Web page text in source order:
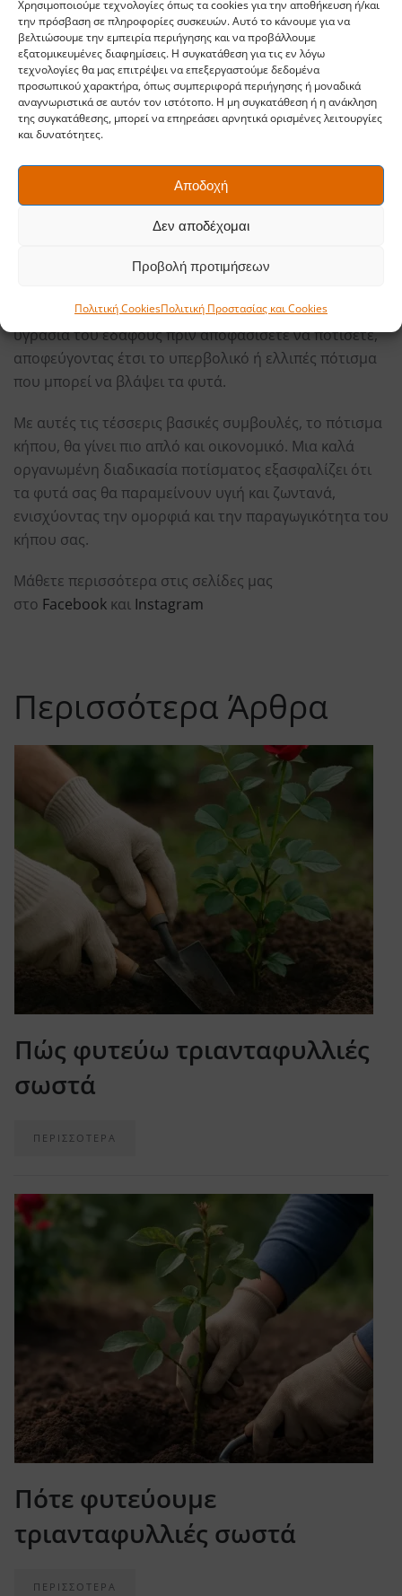
Χρησιμοποιούμε τεχνολογίες όπως τα cookies για την αποθήκευση ή/και
την πρόσβαση σε πληροφορίες συσκευών. Αυτό το κάνουμε για να
βελτιώσουμε την εμπειρία περιήγησης και να προβάλλουμε
εξατομικευμένες διαφημίσεις. Η συγκατάθεση για τις εν λόγω
τεχνολογίες θα μας επιτρέψει να επεξεργαστούμε δεδομένα
προσωπικού χαρακτήρα, όπως συμπεριφορά περιήγησης ή μοναδικά
αναγνωριστικά σε αυτόν τον ιστότοπο. Η μη συγκατάθεση ή η ανάκληση
της συγκατάθεσης, μπορεί να επηρεάσει αρνητικά ορισμένες λειτουργίες
και δυνατότητες.
Αποδοχή
Δεν αποδέχομαι
Προβολή προτιμήσεων
Πολιτική CookiesΠολιτική Προστασίας και Cookies
4. Προσαρμόστε το
Πότισμα κήπου στις
Ανάγκες Κάθε Φυτού
για νερό. Αντί να ποτίζετε ομοιόμορφα, καθορίστε τη
συχνότητα και την ποσότητα του νερού ανάλογα με
τις ανάγκες του κάθε φυτού. Για παράδειγμα, οι
συχνό πότισμα σε μεγαλύτερες ποσότητες, ενώ τα
Χρησιμοποιήστε υγρασιόμετρο για να ελέγχετε την
υγρασία του εδάφους πριν αποφασίσετε να ποτίσετε,
αποφεύγοντας έτσι το υπερβολικό ή ελλιπές πότισμα
που μπορεί να βλάψει τα φυτά.
Με αυτές τις τέσσερις βασικές συμβουλές, το πότισμα
κήπου, θα γίνει πιο απλό και οικονομικό. Μια καλά
οργανωμένη διαδικασία ποτίσματος εξασφαλίζει ότι
τα φυτά σας θα παραμείνουν υγιή και ζωντανά,
ενισχύοντας την ομορφιά και την παραγωγικότητα του
κήπου σας.
Μάθετε περισσότερα στις σελίδες μας
στο Facebook και Instagram
Περισσότερα Άρθρα
Πώς φυτεύω τριανταφυλλιές
σωστά
ΠΕΡΙΣΣΟΤΕΡΑ
Πότε φυτεύουμε
τριανταφυλλιές σωστά
ΠΕΡΙΣΣΟΤΕΡΑ